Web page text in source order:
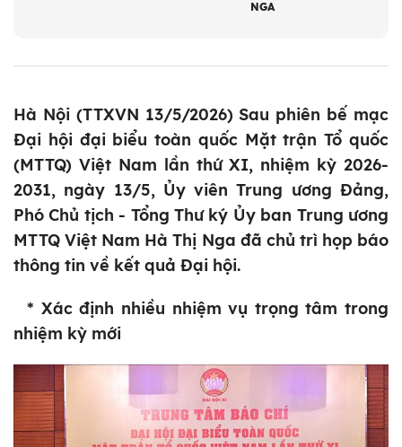
NGA
Hà Nội (TTXVN 13/5/2026) Sau phiên bế mạc
Đại hội đại biểu toàn quốc Mặt trận Tổ quốc
(MTTQ) Việt Nam lần thứ XI, nhiệm kỳ 2026-
2031, ngày 13/5, Ủy viên Trung ương Đảng,
Phó Chủ tịch - Tổng Thư ký Ủy ban Trung ương
MTTQ Việt Nam Hà Thị Nga đã chủ trì họp báo
thông tin về kết quả Đại hội.
* Xác định nhiều nhiệm vụ trọng tâm trong
nhiệm kỳ mới